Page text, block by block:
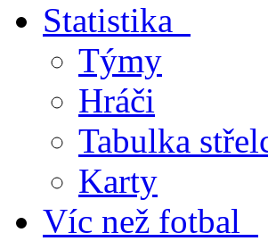
Statistika
Týmy
Hráči
Tabulka
Karty
Víc než fotbal